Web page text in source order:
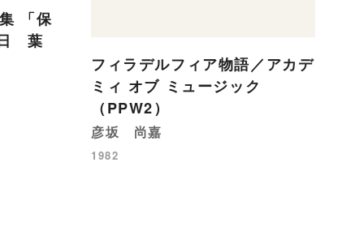
「保
葉
フィラデルフィア物語／アカデ
ミィ オブ ミュージック
（PPW2）
彦坂 尚嘉
1982